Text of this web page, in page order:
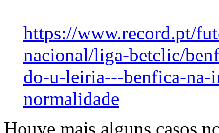
https://www.record.pt/
nacional/liga-betclic/
do-u-leiria---benfica-na-
normalidade
Houve mais alguns casos